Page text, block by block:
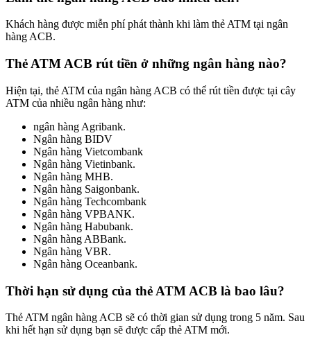
Khách hàng được miễn phí phát thành khi làm thẻ ATM tại ngân
hàng ACB.
Thẻ ATM ACB rút tiền ở những ngân hàng nào?
Hiện tại, thẻ ATM của ngân hàng ACB có thể rút tiền được tại cây
ATM của nhiều ngân hàng như:
ngân hàng Agribank.
Ngân hàng BIDV
Ngân hàng Vietcombank
Ngân hàng Vietinbank.
Ngân hàng MHB.
Ngân hàng Saigonbank.
Ngân hàng Techcombank
Ngân hàng VPBANK.
Ngân hàng Habubank.
Ngân hàng ABBank.
Ngân hàng VBR.
Ngân hàng Oceanbank.
Thời hạn sử dụng của thẻ ATM ACB là bao lâu?
Thẻ ATM ngân hàng ACB sẽ có thời gian sử dụng trong 5 năm. Sau
khi hết hạn sử dụng bạn sẽ được cấp thẻ ATM mới.